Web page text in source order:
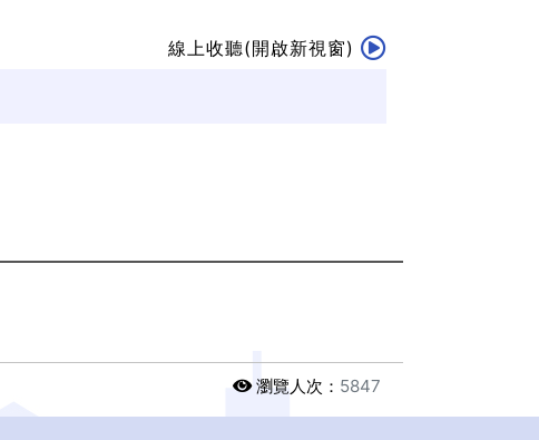
線上收聽(開啟新視窗)
瀏覽人次： 5847